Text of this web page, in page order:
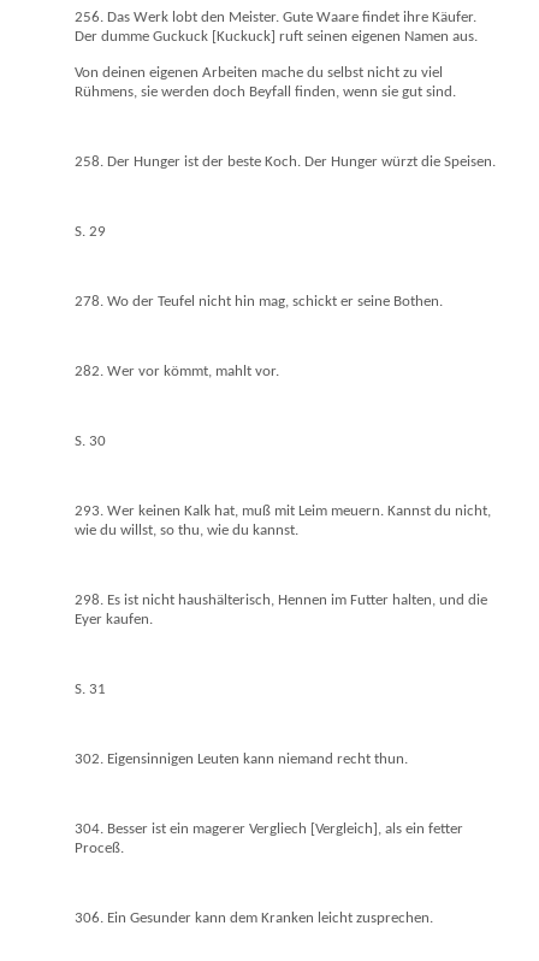
256. Das Werk lobt den Meister. Gute Waare findet ihre Käufer.
Der dumme Guckuck [Kuckuck] ruft seinen eigenen Namen aus.
Von deinen eigenen Arbeiten mache du selbst nicht zu viel
Rühmens, sie werden doch Beyfall finden, wenn sie gut sind.
258. Der Hunger ist der beste Koch. Der Hunger würzt die Speisen.
S. 29
278. Wo der Teufel nicht hin mag, schickt er seine Bothen.
282. Wer vor kömmt, mahlt vor.
S. 30
293. Wer keinen Kalk hat, muß mit Leim meuern. Kannst du nicht,
wie du willst, so thu, wie du kannst.
298. Es ist nicht haushälterisch, Hennen im Futter halten, und die
Eyer kaufen.
S. 31
302. Eigensinnigen Leuten kann niemand recht thun.
304. Besser ist ein magerer Vergliech [Vergleich], als ein fetter
Proceß.
306. Ein Gesunder kann dem Kranken leicht zusprechen.